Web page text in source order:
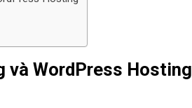
và WordPress Hosting